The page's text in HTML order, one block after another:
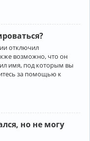
отключил
возможно, что он
имя, под которым вы
за помощью к
но не могу